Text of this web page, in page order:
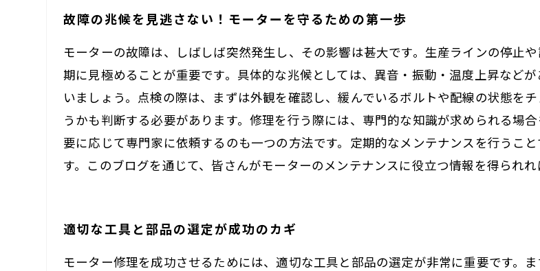
故障の兆候を見逃さない！モーターを守るための第一歩
モーターの故障は、しばしば突然発生し、その影響は甚大です。生産ラインの停止
期に見極めることが重要です。具体的な兆候としては、異音・振動・温度上昇など
いましょう。点検の際は、まずは外観を確認し、緩んでいるボルトや配線の状態を
うかも判断する必要があります。修理を行う際には、専門的な知識が求められる場
要に応じて専門家に依頼するのも一つの方法です。定期的なメンテナンスを行うこ
す。このブログを通じて、皆さんがモーターのメンテナンスに役立つ情報を得られれ
適切な工具と部品の選定が成功のカギ
モーター修理を成功させるためには、適切な工具と部品の選定が非常に重要です。